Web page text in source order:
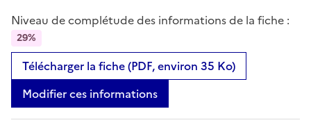
Niveau de complétude des informations de la fiche :
29%
Télécharger la fiche (PDF, environ 35 Ko)
Modifier ces informations